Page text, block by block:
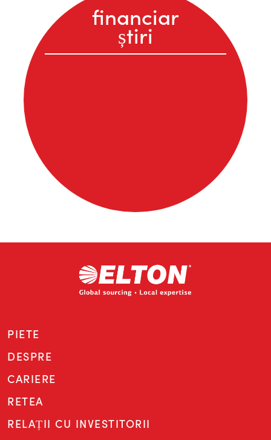
financiar
știri
PIETE
DESPRE
CARIERE
RETEA
RELAȚII CU INVESTITORII